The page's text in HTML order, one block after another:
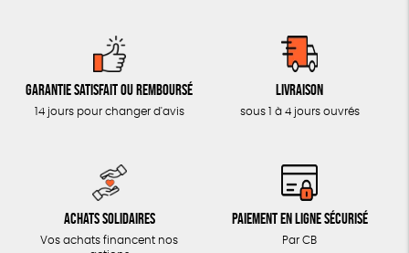
Garantie satisfait ou remboursé
14 jours pour changer d'avis
Livraison
sous 1 à 4 jours ouvrés
Achats solidaires
Vos achats financent nos
Paiement en ligne sécurisé
Par CB